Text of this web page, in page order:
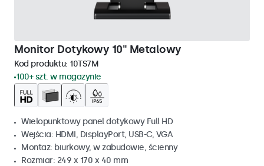
Monitor Dotykowy 10" Metalowy
Kod produktu: 10TS7M
100+ szt. w magazynie
Wielopunktowy panel dotykowy Full HD
Wejścia: HDMI, DisplayPort, USB-C, VGA
Montaż: biurkowy, w zabudowie, ścienny
Rozmiar: 249 x 170 x 40 mm